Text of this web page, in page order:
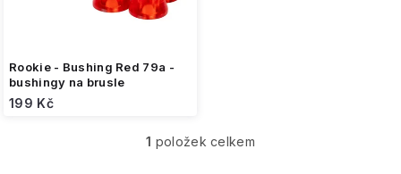
Rookie - Bushing Red 79a -
bushingy na brusle
199 Kč
O
1 položek celkem